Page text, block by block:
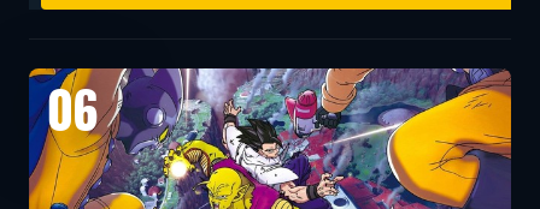
06